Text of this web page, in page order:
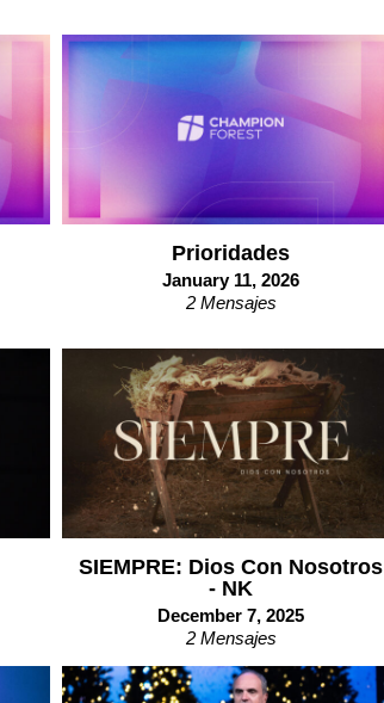
Prioridades
January 11, 2026
2 Mensajes
SIEMPRE: Dios Con Nosotros
- NK
December 7, 2025
2 Mensajes